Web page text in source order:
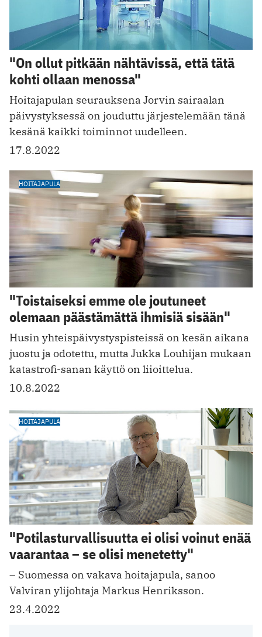
"On ollut pitkään nähtävissä, että tätä
kohti ollaan menossa"
Hoitajapulan seurauksena Jorvin sairaalan
päivystyksessä on jouduttu järjestelemään tänä
kesänä kaikki toiminnot uudelleen.
17.8.2022
HOITAJAPULA
"Toistaiseksi emme ole joutuneet
olemaan päästämättä ihmisiä sisään"
Husin yhteispäivystyspisteissä on kesän aikana
juostu ja odotettu, mutta Jukka Louhijan mukaan
katastrofi-sanan käyttö on liioittelua.
10.8.2022
HOITAJAPULA
"Potilasturvallisuutta ei olisi voinut enää
vaarantaa – se olisi menetetty"
– Suomessa on vakava hoitajapula, sanoo
Valviran ylijohtaja Markus Henriksson.
23.4.2022